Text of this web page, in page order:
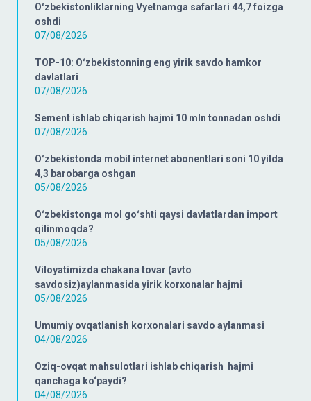
Oʻzbekistonliklarning Vyetnamga safarlari 44,7 foizga
oshdi
07/08/2026
TOP-10: Oʻzbekistonning eng yirik savdo hamkor
davlatlari
07/08/2026
Sement ishlab chiqarish hajmi 10 mln tonnadan oshdi
07/08/2026
Oʻzbekistonda mobil internet abonentlari soni 10 yilda
4,3 barobarga oshgan
05/08/2026
Oʻzbekistonga mol goʻshti qaysi davlatlardan import
qilinmoqda?
05/08/2026
Viloyatimizda chakana tovar (avto
savdosiz)aylanmasida yirik korxonalar hajmi
05/08/2026
Umumiy ovqatlanish korxonalari savdo aylanmasi
04/08/2026
Oziq-ovqat mahsulotlari ishlab chiqarish hajmi
qanchaga ko‘paydi?
04/08/2026